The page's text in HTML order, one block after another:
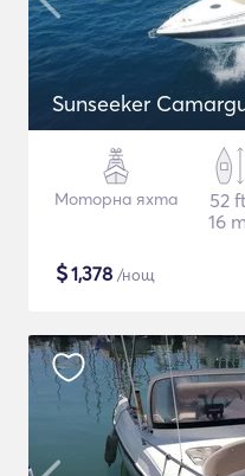
Sunseeker
Моторна яхта
52
16 m
$1,378 /нощ